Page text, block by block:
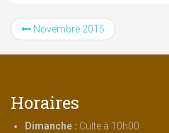
Novembre 2015
Horaires
Dimanche : Culte à 10h00